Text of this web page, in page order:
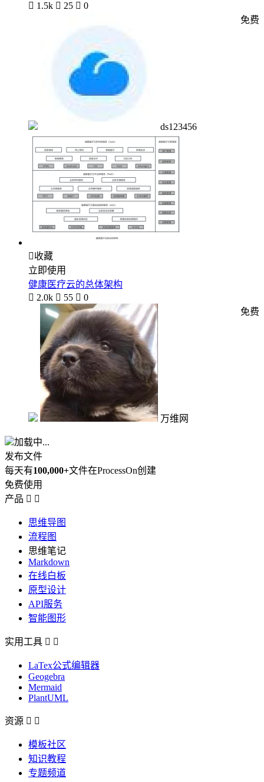
 1.5k  25  0
ds123456
免费
收藏
立即使用
健康医疗云的总体架构
 2.0k  55  0
万维网
免费
加载中...
发布文件
每天有100,000+文件在ProcessOn创建
免费使用
产品  
思维导图
流程图
思维笔记
Markdown
在线白板
原型设计
API服务
智能图形
实用工具  
LaTex公式编辑器
Geogebra
Mermaid
PlantUML
资源  
模板社区
知识教程
专题频道